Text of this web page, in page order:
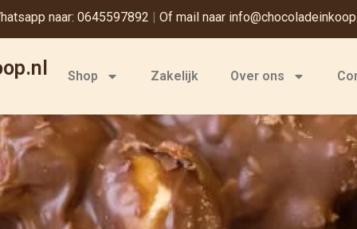
naar: 0645597892 | Of mail naar
Shop Zakelijk Over ons